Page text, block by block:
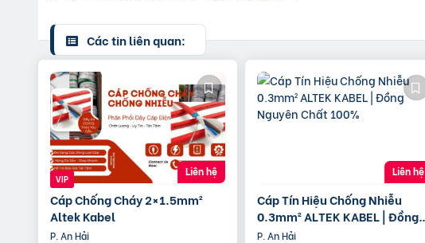
Các tin liên quan:
Cáp Chống Cháy 2×1.5mm²
Altek Kabel
P. An Hải
Liên hệ
Cáp Tín Hiệu Chống Nhiễu
0.3mm² ALTEK KABEL | Đồng
Nguyên Chất 100%
P. An Hải
Liên hệ